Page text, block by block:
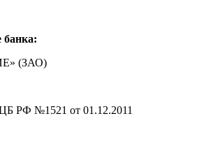
банка:
(ЗАО)
РФ №1521 от 01.12.2011